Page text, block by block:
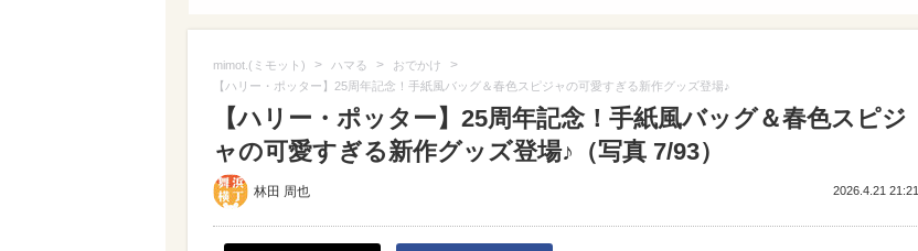
mimot.(ミモット) > ハマる > おでかけ >
【ハリー・ポッター】25周年記念！手紙風バッグ＆春色スピジャの可愛すぎる新作グッズ登場♪
【ハリー・ポッター】25周年記念！手紙風バッグ＆春色スピジ
ャの可愛すぎる新作グッズ登場♪（写真 7/93）
林田 周也 2026.4.21 21:21